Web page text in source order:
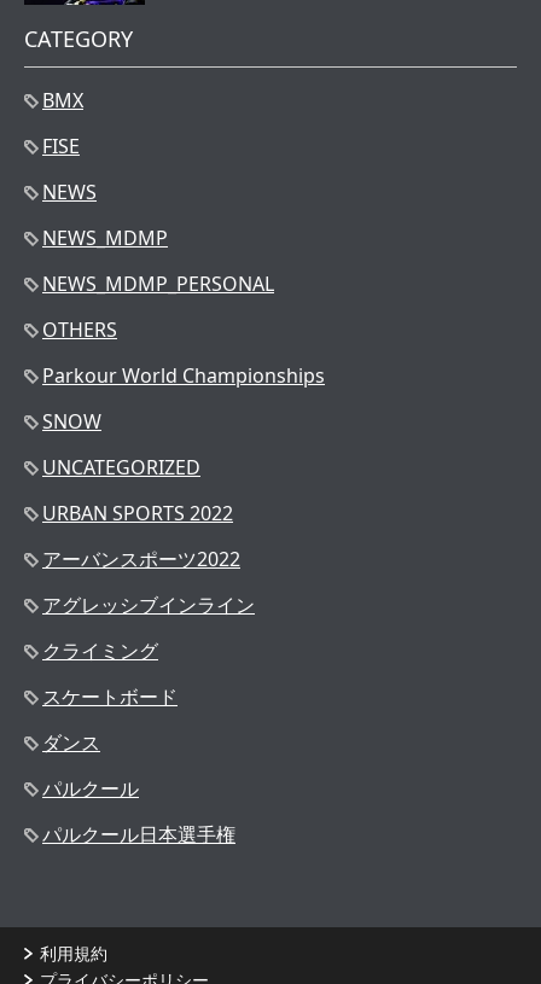
CATEGORY
BMX
FISE
NEWS
NEWS_MDMP
NEWS_MDMP_PERSONAL
OTHERS
Parkour World Championships
SNOW
UNCATEGORIZED
URBAN SPORTS 2022
アーバンスポーツ2022
アグレッシブインライン
クライミング
スケートボード
ダンス
パルクール
パルクール日本選手権
利用規約